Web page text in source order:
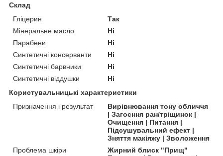
Склад
Гліцерин
Так
Мінеральне масло
Ні
Парабени
Ні
Синтетичні консерванти
Ні
Синтетичні барвники
Ні
Синтетичні віддушки
Ні
Користувальницькі характеристики
Призначення і результат
Вирівнювання тону обличчя
| Загоєння ран/тріщинок |
Очищення | Питання |
Підсушувальний ефект |
Зняття макіяжу | Зволоження
Проблема шкіри
Жирний блиск "Прищ"